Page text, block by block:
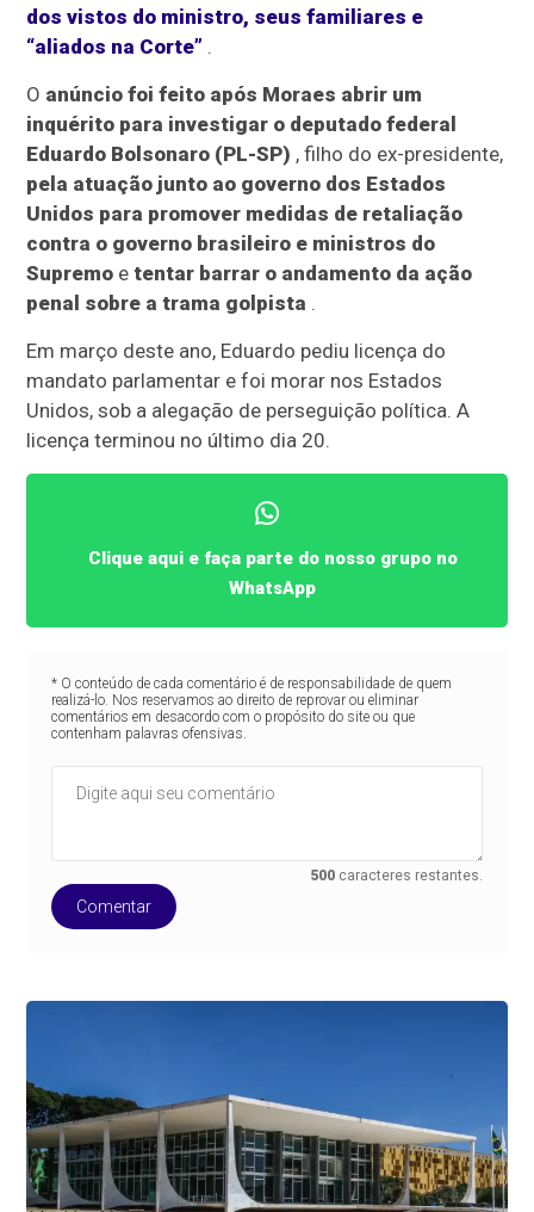
dos vistos do ministro, seus familiares e
“aliados na Corte” .
O anúncio foi feito após Moraes abrir um
inquérito para investigar o deputado federal
Eduardo Bolsonaro (PL-SP) , filho do ex-presidente,
pela atuação junto ao governo dos Estados
Unidos para promover medidas de retaliação
contra o governo brasileiro e ministros do
Supremo etentar barrar o andamento da ação
penal sobre a trama golpista .
Em março deste ano, Eduardo pediu licença do
mandato parlamentar e foi morar nos Estados
Unidos, sob a alegação de perseguição política. A
licença terminou no último dia 20.
Clique aqui e faça parte do nosso grupo no
WhatsApp
* O conteúdo de cada comentário é de responsabilidade de quem
realizá-lo. Nos reservamos ao direito de reprovar ou eliminar
comentários em desacordo com o propósito do site ou que
contenham palavras ofensivas.
500 caracteres restantes.
Comentar